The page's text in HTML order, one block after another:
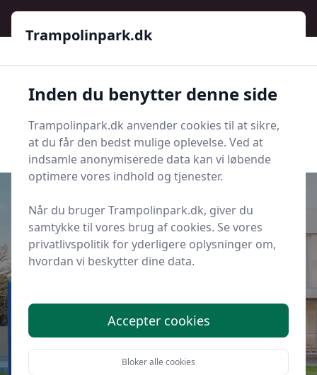
Trampolinpark.dk
Søg nu
Søg nu
Udgivet iSidste nyt fra trampolinpark.dk
Sjove aktiviteter på
Trampolinpark.dk
Inden du benytter denne side
Trampolinpark.dk anvender cookies til at sikre,
at du får den bedst mulige oplevelse. Ved at
indsamle anonymiserede data kan vi løbende
optimere vores indhold og tjenester.
Når du bruger Trampolinpark.dk, giver du
samtykke til vores brug af cookies. Se vores
privatlivspolitik for yderligere oplysninger om,
hvordan vi beskytter dine data.
Accepter cookies
Bloker alle cookies